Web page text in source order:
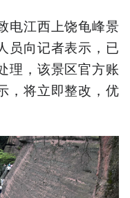
电江西上饶龟峰景
员向记者表示，已
理，该景区官方账
，将立即整改，优